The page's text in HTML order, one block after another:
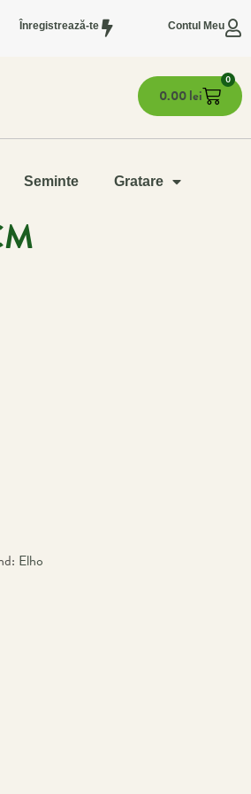
Înregistrează-te Contul Meu
0.00lei
0
Seminte Gratare
Elho